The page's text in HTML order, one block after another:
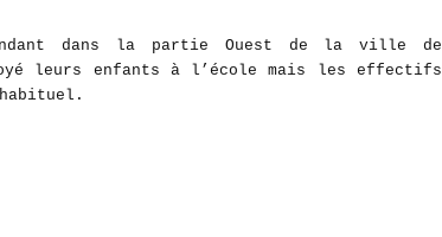
dans la partie Ouest de la ville de
leurs enfants à l’école mais les effectifs